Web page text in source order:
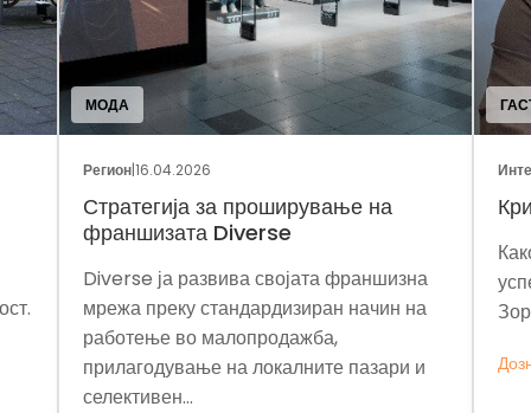
МОДА
Регион|16.04.2026
Стратегија за проширување на
франшизата Diverse
Diverse ја развива својата франшизна
мрежа преку стандардизиран начин на
работење во малопродажба,
прилагодување на локалните пазари и
селективен...